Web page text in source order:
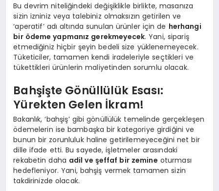
Bu devrim niteliğindeki değişiklikle birlikte, masanıza
sizin izniniz veya talebiniz olmaksızın getirilen ve
‘aperatif’ adı altında sunulan ürünler için de herhangi
bir ödeme yapmanız gerekmeyecek. Yani, sipariş
etmediğiniz hiçbir şeyin bedeli size yüklenemeyecek.
Tüketiciler, tamamen kendi iradeleriyle seçtikleri ve
tükettikleri ürünlerin maliyetinden sorumlu olacak.
Bahşişte Gönüllülük Esası:
Yürekten Gelen İkram!
Bakanlık, ‘bahşiş’ gibi gönüllülük temelinde gerçekleşen
ödemelerin ise bambaşka bir kategoriye girdiğini ve
bunun bir zorunluluk haline getirilemeyeceğini net bir
dille ifade etti. Bu sayede, işletmeler arasındaki
rekabetin daha adil ve şeffaf bir zemine oturması
hedefleniyor. Yani, bahşiş vermek tamamen sizin
takdirinizde olacak.